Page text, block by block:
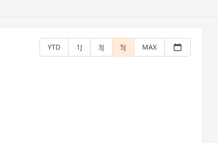
YTD 1J 3J 5J MAX